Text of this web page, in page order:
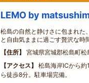
LEMO by
松島の自然と静けさに包まれた
と自由気ままに過ごす贅沢な時
住所
宮城県宮城郡松島町松
アクセス
松島海岸ICから
ら徒歩8分。駐車場完備。